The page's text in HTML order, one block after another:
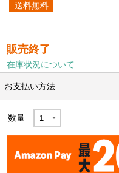
送料無料
販売終了
在庫状況について
お支払い方法
数量